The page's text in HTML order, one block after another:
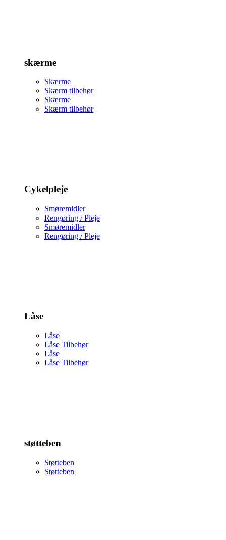
skærme
Skærme
Skærm tilbehør
Skærme
Skærm tilbehør
Cykelpleje
Smøremidler
Rengøring / Pleje
Smøremidler
Rengøring / Pleje
Låse
Låse
Låse Tilbehør
Låse
Låse Tilbehør
støtteben
Støtteben
Støtteben